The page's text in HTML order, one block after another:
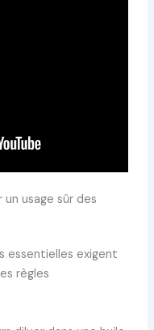
usage sûr des
essentielles exigent
règles